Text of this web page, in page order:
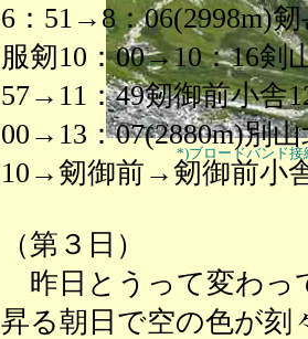
*)ブロードバンド接
6：51→8：06(2998m)
服剱10：00→10：16剣
57→11：49剱御前小舎
00→13：07(2880m)別
10→剱御前→剱御前小
（第３日）
昨日とうって変わっ
昇る朝日で空の色が刻